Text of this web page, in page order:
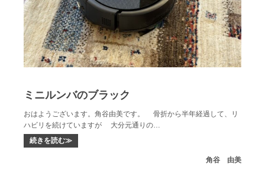
ミニルンバのブラック
おはようございます。角谷由美です。 骨折から半年経過して、リ
ハビリを続けていますが 大分元通りの…
続きを読む≫
角谷 由美